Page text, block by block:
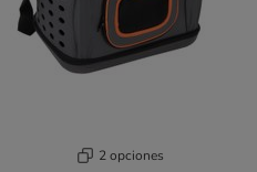
2 opciones